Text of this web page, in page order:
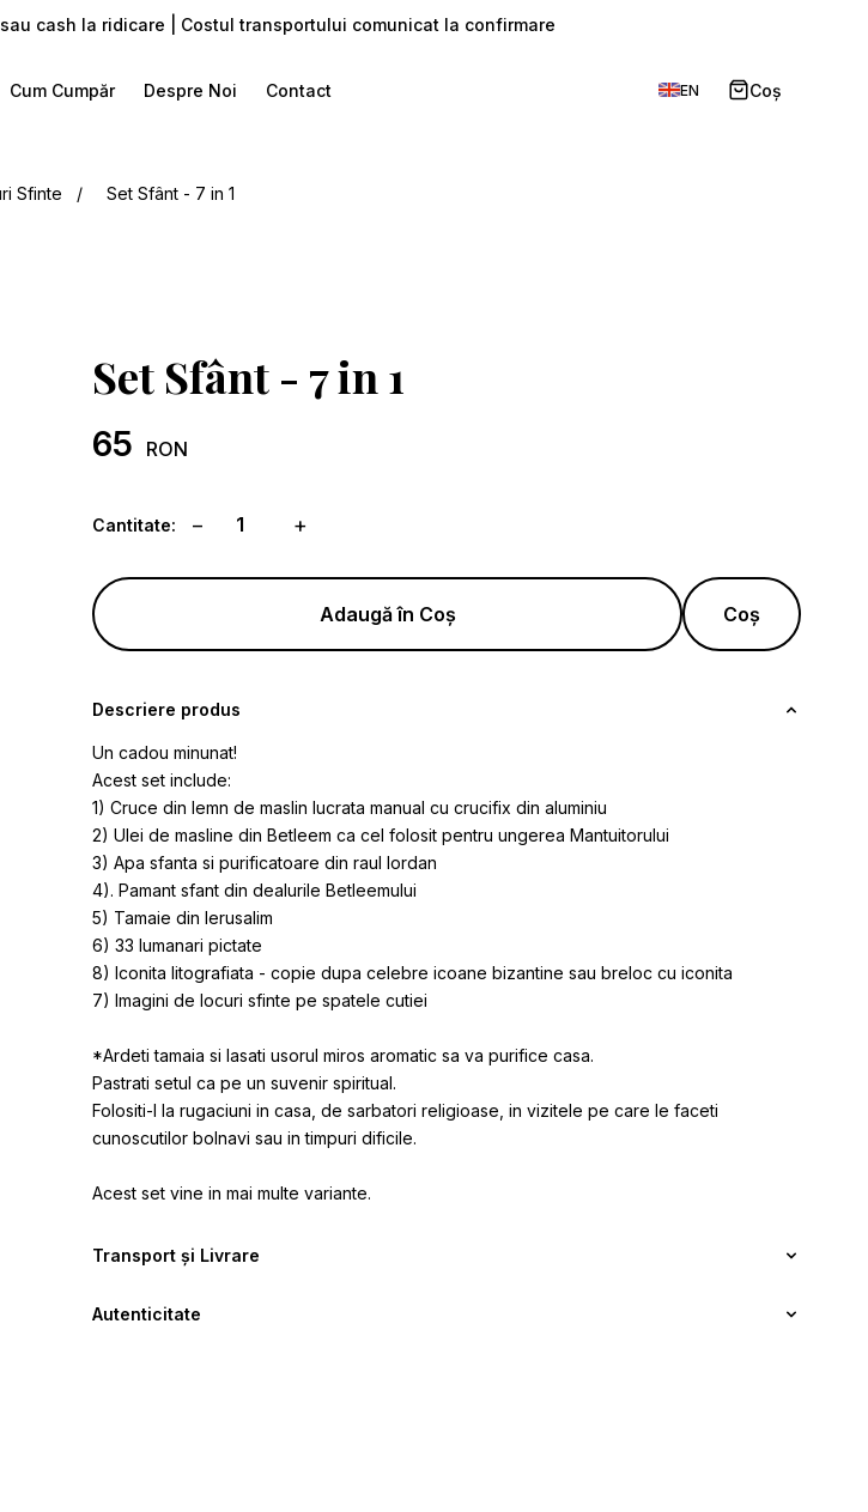
cash la ridicare | Costul transportului comunicat la confirmare
Cum Cumpăr Despre Noi Contact EN Coș
Sfinte / Set Sfânt - 7 in 1
Set Sfânt - 7 in 1
65 RON
Cantitate: − +
Adaugă în Coș Coș
Descriere produs
Un cadou minunat!
Acest set include:
1) Cruce din lemn de maslin lucrata manual cu crucifix din aluminiu
2) Ulei de masline din Betleem ca cel folosit pentru ungerea Mantuitorului
3) Apa sfanta si purificatoare din raul Iordan
4). Pamant sfant din dealurile Betleemului
5) Tamaie din Ierusalim
6) 33 lumanari pictate
8) Iconita litografiata - copie dupa celebre icoane bizantine sau breloc cu iconita
7) Imagini de locuri sfinte pe spatele cutiei
*Ardeti tamaia si lasati usorul miros aromatic sa va purifice casa.
Pastrati setul ca pe un suvenir spiritual.
Folositi-l la rugaciuni in casa, de sarbatori religioase, in vizitele pe care le faceti
cunoscutilor bolnavi sau in timpuri dificile.
Acest set vine in mai multe variante.
Transport și Livrare
Autenticitate